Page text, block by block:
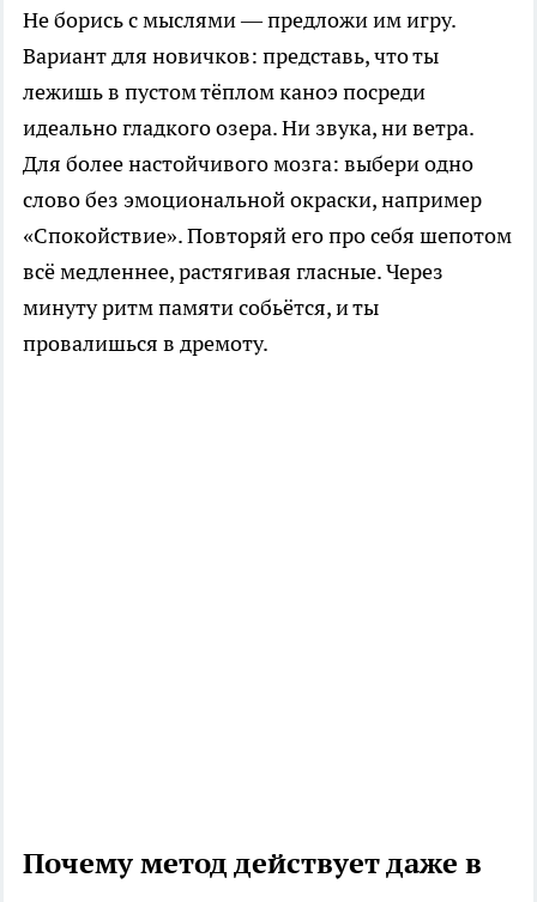
Не борись с мыслями — предложи им игру.
Вариант для новичков: представь, что ты
лежишь в пустом тёплом каноэ посреди
идеально гладкого озера. Ни звука, ни ветра.
Для более настойчивого мозга: выбери одно
слово без эмоциональной окраски, например
«Спокойствие». Повторяй его про себя шепотом
всё медленнее, растягивая гласные. Через
минуту ритм памяти собьётся, и ты
провалишься в дремоту.
Почему метод действует даже в